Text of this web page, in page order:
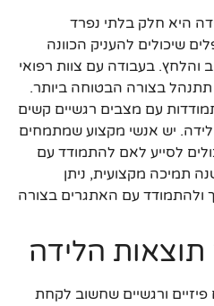
היא חלק בלתי נפרד
שיכולים להעניק הכוונה
והלחץ. בעבודה עם צוות רפואי
תתנהל בצורה הבטוחה ביותר.
עם מצבים רגשיים קשים
יש אנשי מקצוע שמתמחים
לסייע לאם להתמודד עם
תמיכה מקצועית, ניתן
ולהתמודד עם האתגרים בצורה
הלידה
ורגשיים שחשוב לקחת